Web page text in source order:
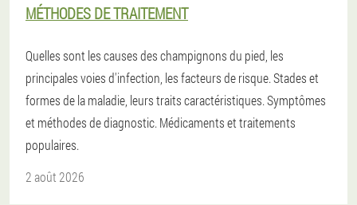
MÉTHODES DE TRAITEMENT
Quelles sont les causes des champignons du pied, les
principales voies d'infection, les facteurs de risque. Stades et
formes de la maladie, leurs traits caractéristiques. Symptômes
et méthodes de diagnostic. Médicaments et traitements
populaires.
2 août 2026